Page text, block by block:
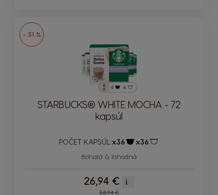
- 31 %
STARBUCKS® WHITE MOCHA - 72
kapsúl
POČET KAPSÚL:x36 x36
Bohatá & lahodná
Regular Price
38,94 €
26,94 € i